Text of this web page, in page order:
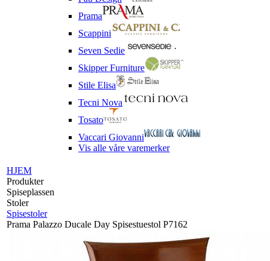
Prama
Scappini
Seven Sedie
Skipper Furniture
Stile Elisa
Tecni Nova
Tosato
Vaccari Giovanni
Vis alle våre varemerker
HJEM
Produkter
Spiseplassen
Stoler
Spisestoler
Prama Palazzo Ducale Day Spisestuestol P7162